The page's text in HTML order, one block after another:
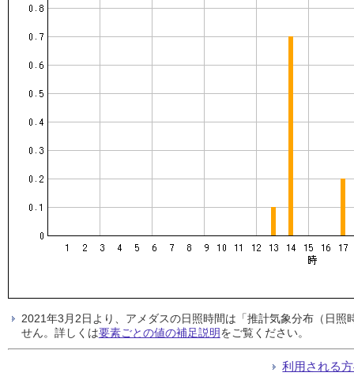
2021年3月2日より、アメダスの日照時間は「推計気象分布（日
せん。詳しくは要素ごとの値の補足説明をご覧ください。
利用される